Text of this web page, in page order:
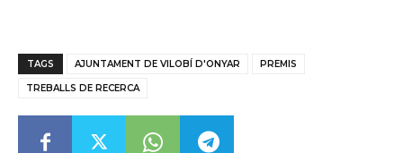
TAGS AJUNTAMENT DE VILOBÍ D'ONYAR PREMIS
TREBALLS DE RECERCA